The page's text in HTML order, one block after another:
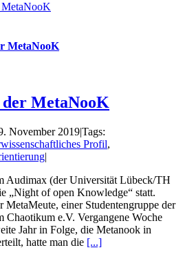
MetaNooK
MetaNooK
November 2019|Tags:
Profil,
|
Audimax (der Universität Lübeck/TH
„Night of open Knowledge“ statt.
MetaMeute, einer Studentengruppe der
Chaotikum e.V. Vergangene Woche
Jahr in Folge, die Metanook in
hatte man die [...]